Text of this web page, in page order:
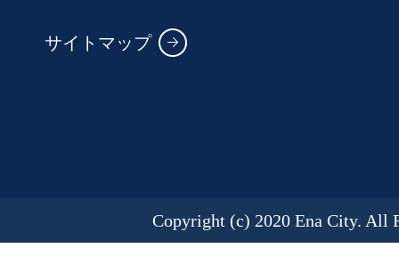
サイトマップ
Copyright (c) 2020 Ena City. All